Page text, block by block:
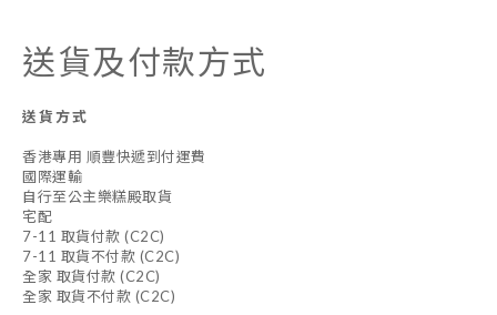
送貨及付款方式
送貨方式
香港專用 順豐快遞到付運費
國際運輸
自行至公主樂糕殿取貨
宅配
7-11 取貨付款 (C2C)
7-11 取貨不付款 (C2C)
全家 取貨付款 (C2C)
全家 取貨不付款 (C2C)